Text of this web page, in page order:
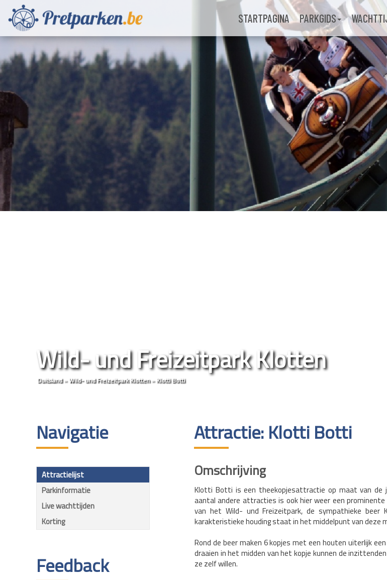
STARTPAGINA PARKGIDS
Wild- und Freizeitpark Klotten
Duitsland»Wild- und Freizeitpark Klotten»Klotti Botti
Navigatie
Attractielijst
Parkinformatie
Live wachttijden
Korting
Feedback
Attractie: Klotti Botti
Omschrijving
Klotti Botti is een theekopjesattractie op maat van de
aantal andere attracties is ook hier weer een
van het Wild- und Freizeitpark, de sympathieke beer
karakteristieke houding staat in het middelpunt van deze
Rond de beer maken 6 kopjes met een houten uiterlijk
draaien in het midden van het kopje kunnen de
ze zelf willen.